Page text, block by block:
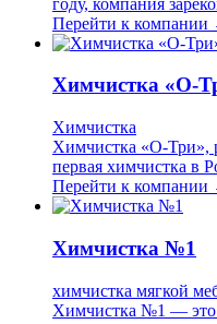
Перейти к компании
Химчистка «О-
Химчистка
Химчистка «О-Три»,
первая химчистка в
Перейти к компании
Химчистка №1
химчистка мягкой
Химчистка №1 — это